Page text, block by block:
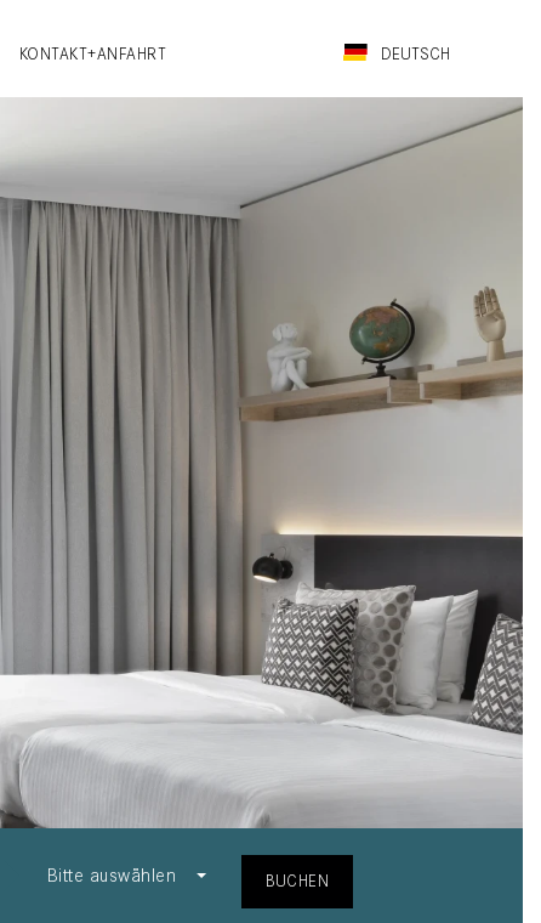
KONTAKT+ANFAHRT DEUTSCH
DEUTSCH
Bitte auswählen BUCHEN